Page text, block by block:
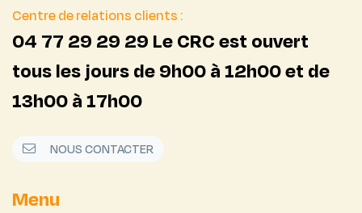
Centre de relations clients :
04 77 29 29 29 Le CRC est ouvert
tous les jours de 9h00 à 12h00 et de
13h00 à 17h00
NOUS CONTACTER
Menu